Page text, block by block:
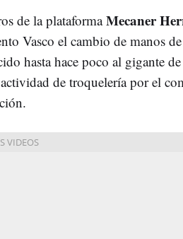
de la plataformaMecaner
Vasco el cambio de manos
hasta hace poco al gigante
de troquelería por el